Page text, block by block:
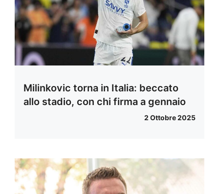
Milinkovic torna in Italia: beccato
allo stadio, con chi firma a gennaio
2 Ottobre 2025